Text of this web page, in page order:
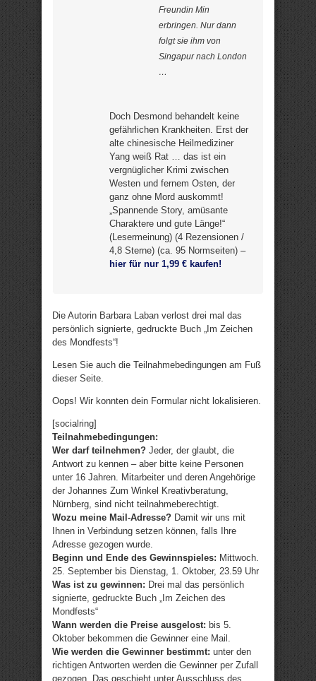
Freundin Min
erbringen. Nur dann
folgt sie ihm von
Singapur nach London
…
Doch Desmond behandelt keine
gefährlichen Krankheiten. Erst der
alte chinesische Heilmediziner
Yang weiß Rat … das ist ein
vergnüglicher Krimi zwischen
Westen und fernem Osten, der
ganz ohne Mord auskommt!
„Spannende Story, amüsante
Charaktere und gute Länge!“
(Lesermeinung) (4 Rezensionen /
4,8 Sterne) (ca. 95 Normseiten) –
hier für nur 1,99 € kaufen!
Die Autorin Barbara Laban verlost drei mal das
persönlich signierte, gedruckte Buch „Im Zeichen
des Mondfests“!
Lesen Sie auch die Teilnahmebedingungen am Fuß
dieser Seite.
Oops! Wir konnten dein Formular nicht lokalisieren.
[socialring]
Teilnahmebedingungen:
Wer darf teilnehmen? Jeder, der glaubt, die
Antwort zu kennen – aber bitte keine Personen
unter 16 Jahren. Mitarbeiter und deren Angehörige
der Johannes Zum Winkel Kreativberatung,
Nürnberg, sind nicht teilnahmeberechtigt.
Wozu meine Mail-Adresse? Damit wir uns mit
Ihnen in Verbindung setzen können, falls Ihre
Adresse gezogen wurde.
Beginn und Ende des Gewinnspieles: Mittwoch.
25. September bis Dienstag, 1. Oktober, 23.59 Uhr
Was ist zu gewinnen: Drei mal das persönlich
signierte, gedruckte Buch „Im Zeichen des
Mondfests“
Wann werden die Preise ausgelost: bis 5.
Oktober bekommen die Gewinner eine Mail.
Wie werden die Gewinner bestimmt: unter den
richtigen Antworten werden die Gewinner per Zufall
gezogen. Das geschieht unter Ausschluss des